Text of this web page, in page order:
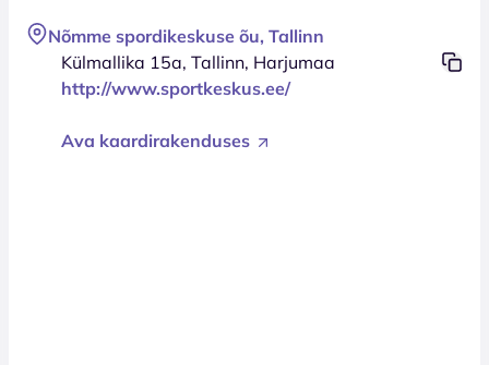
Nõmme spordikeskuse õu, Tallinn
Külmallika 15a, Tallinn, Harjumaa
http://www.sportkeskus.ee/
Ava kaardirakenduses